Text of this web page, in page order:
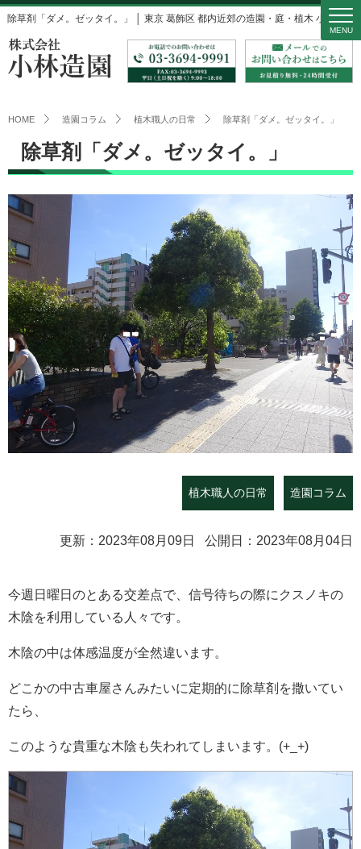
除草剤「ダメ。ゼッタイ。」 │ 東京 葛飾区 都内近郊の造園・庭・植木 小林造園
MENU
HOME 造園コラム 植木職人の日常 除草剤「ダメ。ゼッタイ。」
除草剤「ダメ。ゼッタイ。」
植木職人の日常 造園コラム
更新：2023年08月09日 公開日：2023年08月04日
今週日曜日のとある交差点で、信号待ちの際にクスノキの
木陰を利用している人々です。
木陰の中は体感温度が全然違います。
どこかの中古車屋さんみたいに定期的に除草剤を撒いてい
たら、
このような貴重な木陰も失われてしまいます。(+_+)